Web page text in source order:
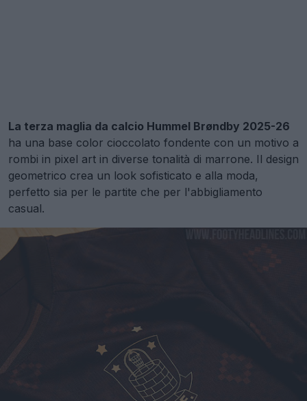
La terza maglia da calcio Hummel Brøndby 2025-26
ha una base color cioccolato fondente con un motivo a
rombi in pixel art in diverse tonalità di marrone. Il design
geometrico crea un look sofisticato e alla moda,
perfetto sia per le partite che per l'abbigliamento
casual.